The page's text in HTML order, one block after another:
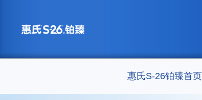
内
惠氏S-26铂臻首页